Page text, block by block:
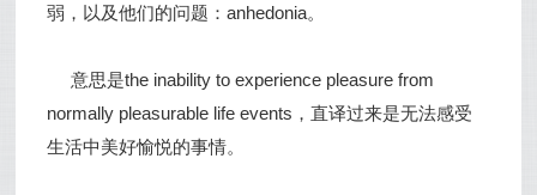
弱，以及他们的问题：anhedonia。
意思是the inability to experience pleasure from
normally pleasurable life events，直译过来是无法感受
生活中美好愉悦的事情。